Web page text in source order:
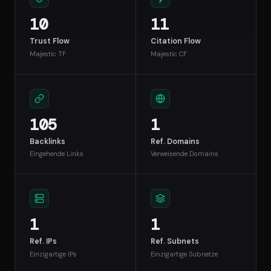
10
Trust Flow
Majestic TF
11
Citation Flow
Majestic CF
105
Backlinks
Eingehende Links
1
Ref. Domains
Verweisende Domains
1
Ref. IPs
Einzigartige IPs
1
Ref. Subnets
Einzigartige Subnetze